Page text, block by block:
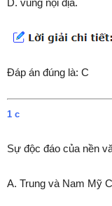
D. vùng nội địa.
Đáp án đúng là: C
1 c
Sự độc đáo của nền
A. Trung và Nam Mỹ